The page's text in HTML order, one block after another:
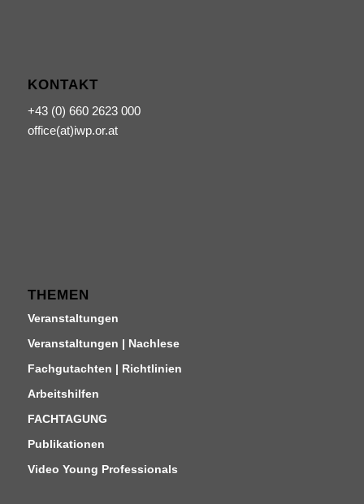
KONTAKT
+43 (0) 660 2623 000
office(at)iwp.or.at
THEMEN
Veranstaltungen
Veranstaltungen | Nachlese
Fachgutachten | Richtlinien
Arbeitshilfen
FACHTAGUNG
Publikationen
Video Young Professionals